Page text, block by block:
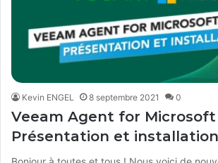
Kevin ENGEL 8 septembre 2021 0
Veeam Agent for Microsoft
Présentation et installation